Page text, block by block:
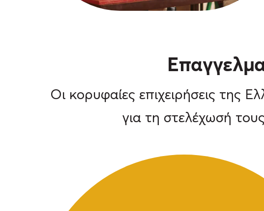
Oι κορυφαίες επιχειρήσεις της
για τη στελέχωσή